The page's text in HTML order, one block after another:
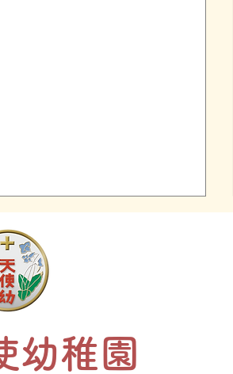
窓会について
現４年生対象の天使幼稚園卒園生
窓会を開催します。 たくさん
お友達、先生が参加予定です✨
をご用意します。水筒、上履
、コップをお持ちください。
幼稚園